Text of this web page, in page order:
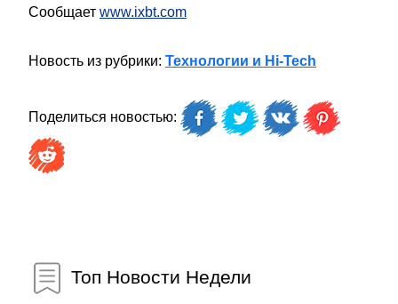
Сообщает www.ixbt.com
Новость из рубрики: Технологии и Hi-Tech
Поделиться новостью:
Топ Новости Недели